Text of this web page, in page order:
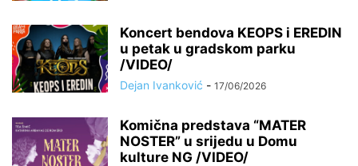
Koncert bendova KEOPS i EREDIN
u petak u gradskom parku
/VIDEO/
Dejan Ivanković - 17/06/2026
Komična predstava “MATER
NOSTER” u srijedu u Domu
kulture NG /VIDEO/